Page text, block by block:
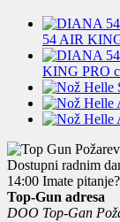
54 AIR
KING PRO
Dostupni radnim
14:00 Imate
Top-Gun adresa
DOO Top-Gan